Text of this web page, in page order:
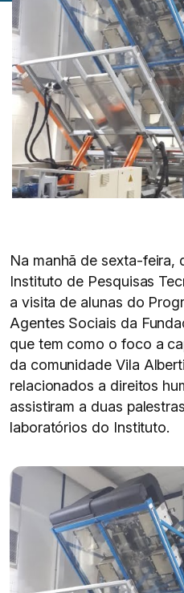
Na manhã de sexta-feira,
Instituto de Pesquisas
a visita de alunas do
Agentes Sociais da
que tem como o foco a
da comunidade Vila
relacionados a direitos
assistiram a duas
laboratórios do Instituto.